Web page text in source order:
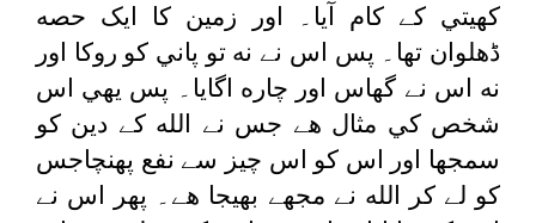
كھيتي كے كام آيا۔ اور زمین کا ایک حصه
ڈھلوان تھا۔ پس اس نے نه تو پاني كو روكا اور
نه اس نے گھاس اور چاره اگايا۔ پس يهي اس
شخص كي مثال هے جس نے الله كے دين كو
سمجھا اور اس كو اس چيز سے نفع پهنچاجس
كو لے كر الله نے مجھے بھيجا هے۔ پھر اس نے